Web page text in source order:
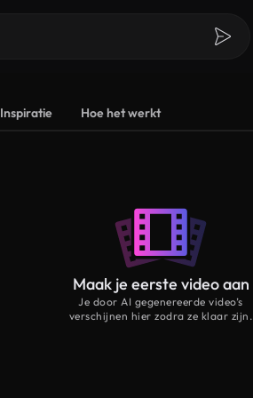
Inspiratie Hoe het werkt
Maak je eerste video aan
Je door AI gegenereerde video’s
verschijnen hier zodra ze klaar zijn.